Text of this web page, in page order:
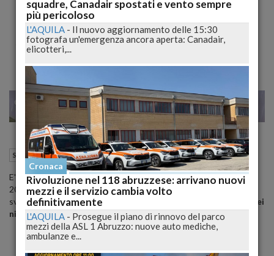
Maturità, prova d'italiano:
Resistenza,Calvino, Malala e le sfide del XXI
secolo
MILANO 22 25
Scuola e Università 17 Giugno 2015 09:12
E' suonata la campanella per la prima prova degli esami di maturità
2015, gli studenti , oltre 500mila, hanno sei ore di tempo per
sviluppare il tema che ha tra le tracce la
Il sentiero dei
nidi di ragno (Calvino) ,Malalae lesfide del XXI secolo
squadre, Canadair spostati e vento sempre
più pericoloso
L'AQUILA - Il nuovo aggiornamento delle 15:30
fotografa un'emergenza ancora aperta: Canadair,
elicotteri,...
Cronaca
Rivoluzione nel 118 abruzzese: arrivano nuovi
mezzi e il servizio cambia volto
definitivamente
L'AQUILA - Prosegue il piano di rinnovo del parco
mezzi della ASL 1 Abruzzo: nuove auto mediche,
ambulanze e...